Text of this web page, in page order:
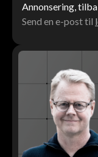
Annonsering,
Send en e-post til